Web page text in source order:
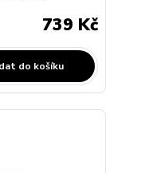
739 Kč
do košíku